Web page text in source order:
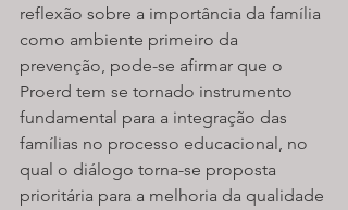
reflexão sobre a importância da família
como ambiente primeiro da
prevenção, pode-se afirmar que o
Proerd tem se tornado instrumento
fundamental para a integração das
famílias no processo educacional, no
qual o diálogo torna-se proposta
prioritária para a melhoria da qualidade